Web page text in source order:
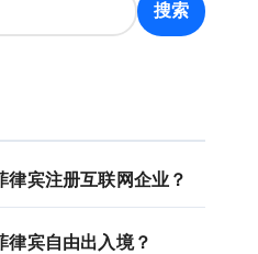
搜索
律宾注册互联网企业？
律宾自由出入境？